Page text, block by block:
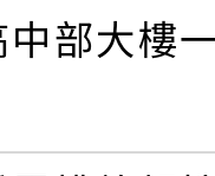
中部大樓